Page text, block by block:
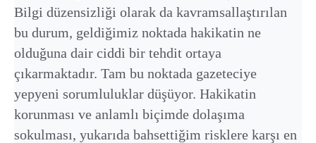
Bilgi düzensizliği olarak da kavramsallaştırılan
bu durum, geldiğimiz noktada hakikatin ne
olduğuna dair ciddi bir tehdit ortaya
çıkarmaktadır. Tam bu noktada gazeteciye
yepyeni sorumluluklar düşüyor. Hakikatin
korunması ve anlamlı biçimde dolaşıma
sokulması, yukarıda bahsettiğim risklere karşı en